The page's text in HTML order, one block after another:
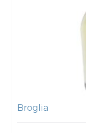
Broglia